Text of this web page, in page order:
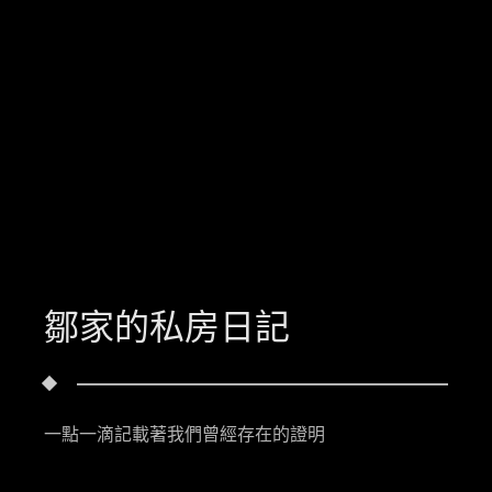
鄒家的私房日記
一點一滴記載著我們曾經存在的證明